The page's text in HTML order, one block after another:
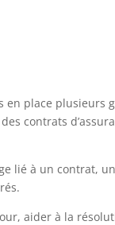
en place plusieurs
contrats
lié à un contrat,
aider à la